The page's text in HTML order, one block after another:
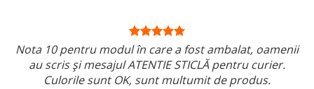
Nota 10 pentru modul în care a fost ambalat, oamenii
au scris și mesajul ATENTIE STICLĂ pentru curier.
Culorile sunt OK, sunt multumit de produs.